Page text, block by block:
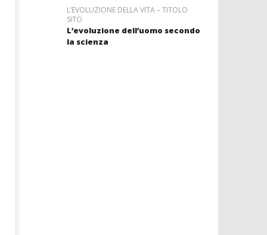
L’EVOLUZIONE DELLA VITA – TITOLO
SITO
L’evoluzione dell’uomo secondo
la scienza